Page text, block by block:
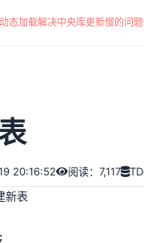
态加载解决中央库更新慢的问题
20:16:52 阅读：7,117
新表